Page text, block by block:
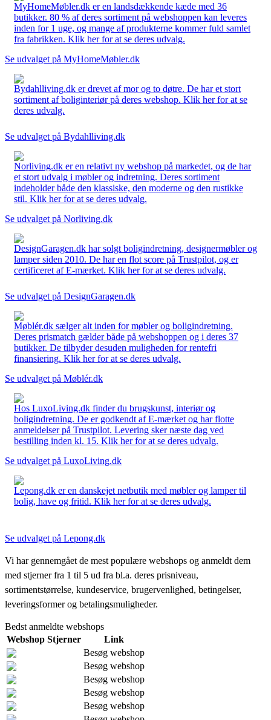
MyHomeMøbler.dk er en landsdækkende kæde med 36
butikker. 80 % af deres sortiment på webshoppen kan leveres
inden for 1 uge, og mange af produkterne kommer fuld samlet
fra fabrikken. Klik her for at se deres udvalg.
Se udvalget på MyHomeMøbler.dk
Bydahlliving.dk er drevet af mor og to døtre. De har et stort
sortiment af boliginteriør på deres webshop. Klik her for at se
deres udvalg.
Se udvalget på Bydahlliving.dk
Norliving.dk er en relativt ny webshop på markedet, og de har
et stort udvalg i møbler og indretning. Deres sortiment
indeholder både den klassiske, den moderne og den rustikke
stil. Klik her for at se deres udvalg.
Se udvalget på Norliving.dk
DesignGaragen.dk har solgt boligindretning, designermøbler og
lamper siden 2010. De har en flot score på Trustpilot, og er
certificeret af E-mærket. Klik her for at se deres udvalg.
Se udvalget på DesignGaragen.dk
Møblér.dk sælger alt inden for møbler og boligindretning.
Deres prismatch gælder både på webshoppen og i deres 37
butikker. De tilbyder desuden muligheden for rentefri
finansiering. Klik her for at se deres udvalg.
Se udvalget på Møblér.dk
Hos LuxoLiving.dk finder du brugskunst, interiør og
boligindretning. De er godkendt af E-mærket og har flotte
anmeldelser på Trustpilot. Levering sker næste dag ved
bestilling inden kl. 15. Klik her for at se deres udvalg.
Se udvalget på LuxoLiving.dk
Lepong.dk er en danskejet netbutik med møbler og lamper til
bolig, have og fritid. Klik her for at se deres udvalg.
Se udvalget på Lepong.dk
Vi har gennemgået de mest populære webshops og anmeldt dem
med stjerner fra 1 til 5 ud fra bl.a. deres prisniveau,
sortimentstørrelse, kundeservice, brugervenlighed, betingelser,
leveringsformer og betalingsmuligheder.
Bedst anmeldte webshops
Webshop Stjerner
Link
Besøg webshop
Besøg webshop
Besøg webshop
Besøg webshop
Besøg webshop